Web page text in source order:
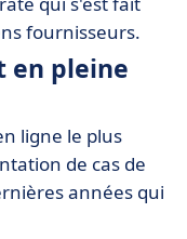
fournisseurs.
en pleine
ligne le plus
de cas de
années qui